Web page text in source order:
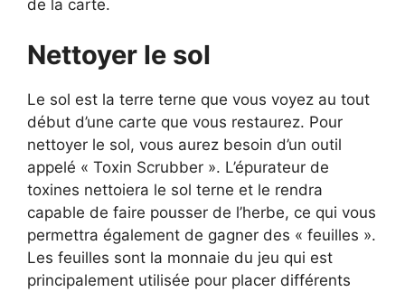
de la carte.
Nettoyer le sol
Le sol est la terre terne que vous voyez au tout
début d’une carte que vous restaurez. Pour
nettoyer le sol, vous aurez besoin d’un outil
appelé « Toxin Scrubber ». L’épurateur de
toxines nettoiera le sol terne et le rendra
capable de faire pousser de l’herbe, ce qui vous
permettra également de gagner des « feuilles ».
Les feuilles sont la monnaie du jeu qui est
principalement utilisée pour placer différents